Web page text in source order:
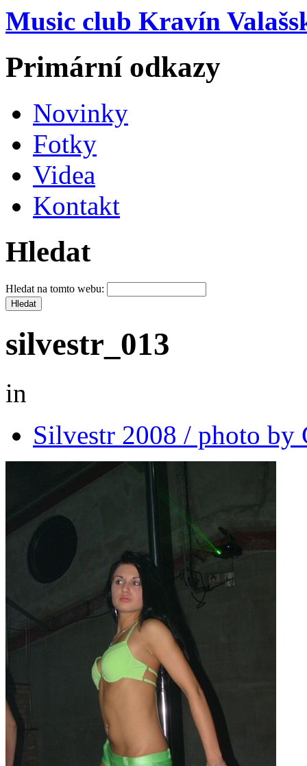
Music club Kravín
Primární odkazy
Novinky
Fotky
Videa
Kontakt
Hledat
Hledat na tomto webu:
silvestr_013
in
Silvestr 2008 / photo by